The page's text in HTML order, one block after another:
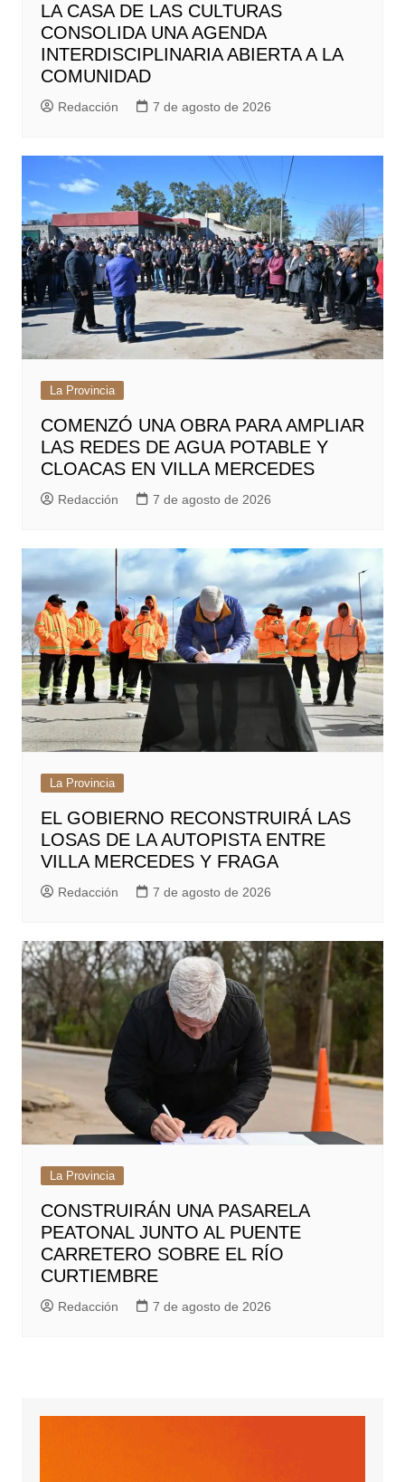
LA CASA DE LAS CULTURAS
CONSOLIDA UNA AGENDA
INTERDISCIPLINARIA ABIERTA A LA
COMUNIDAD
Redacción 7 de agosto de 2026
La Provincia
COMENZÓ UNA OBRA PARA AMPLIAR
LAS REDES DE AGUA POTABLE Y
CLOACAS EN VILLA MERCEDES
Redacción 7 de agosto de 2026
La Provincia
EL GOBIERNO RECONSTRUIRÁ LAS
LOSAS DE LA AUTOPISTA ENTRE
VILLA MERCEDES Y FRAGA
Redacción 7 de agosto de 2026
La Provincia
CONSTRUIRÁN UNA PASARELA
PEATONAL JUNTO AL PUENTE
CARRETERO SOBRE EL RÍO
CURTIEMBRE
Redacción 7 de agosto de 2026